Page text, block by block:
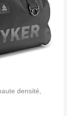
densité,